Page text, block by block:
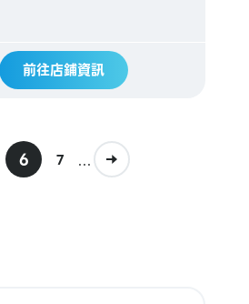
前往店鋪資訊
6 7 ...